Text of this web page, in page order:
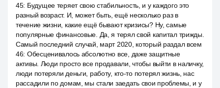
45: Будущее теряет свою стабильность, и у каждого это
разный возраст. И, может быть, ещё несколько раз в
течение жизни, какие ещё бывают кризисы? Ну, самые
популярные финансовые. Да, я терял свой капитал трижды.
Самый последний случай, март 2020, который раздал всем
46: Обесценивалось абсолютно все, даже защитные
активы. Люди просто все продавали, чтобы выйти в наличку,
люди потеряли деньги, работу, кто-то потерял жизнь, нас
рассадили по домам, мы стали заедать свои проблемы, и у